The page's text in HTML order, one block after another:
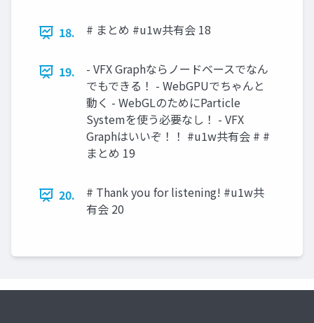
18. # まとめ #u1w共有会 18
19.
- VFX Graphならノードベースでなん
でもできる！ - WebGPUでちゃんと
動く - WebGLのためにParticle
Systemを使う必要なし！ - VFX
Graphはいいぞ！！ #u1w共有会 # #
まとめ 19
20.
# Thank you for listening! #u1w共
有会 20